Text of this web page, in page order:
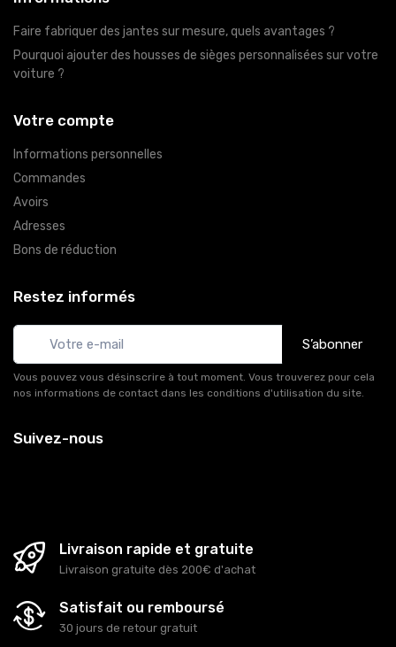
Faire fabriquer des jantes sur mesure, quels avantages ?
Pourquoi ajouter des housses de sièges personnalisées sur votre
voiture ?
Votre compte
Informations personnelles
Commandes
Avoirs
Adresses
Bons de réduction
Restez informés
S’abonner
Vous pouvez vous désinscrire à tout moment. Vous trouverez pour cela
nos informations de contact dans les conditions d'utilisation du site.
Suivez-nous
Livraison rapide et gratuite
Livraison gratuite dès 200€ d'achat
Satisfait ou remboursé
30 jours de retour gratuit